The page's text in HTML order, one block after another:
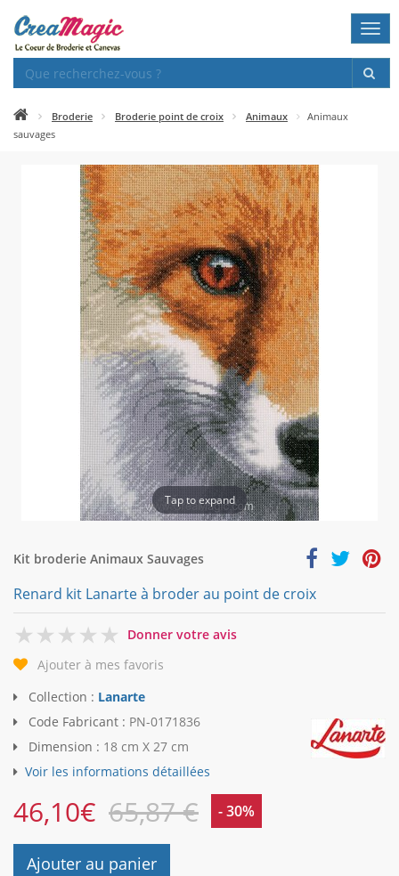
Broderie Broderie point de croix Animaux
Animaux
sauvages
Tap to expand
Kit broderie Animaux Sauvages
Renard kit Lanarte à broder au point de croix
0
Donner votre avis
Ajouter à mes favoris
Collection : Lanarte
Code Fabricant : PN-0171836
Dimension : 18 cm X 27 cm
Voir les informations détaillées
46,10€ 65,87 € - 30%
Ajouter au panier